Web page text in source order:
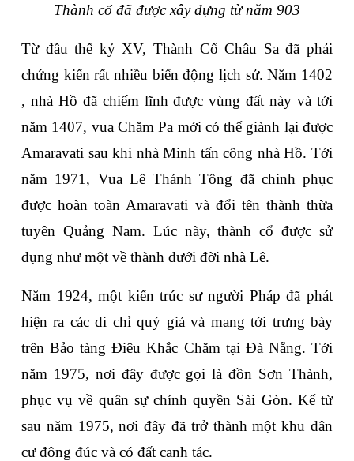
Thành cổ đã được xây dựng từ năm 903
Từ đầu thế kỷ XV, Thành Cổ Châu Sa đã phải
chứng kiến rất nhiều biến động lịch sử. Năm 1402
, nhà Hồ đã chiếm lĩnh được vùng đất này và tới
năm 1407, vua Chăm Pa mới có thể giành lại được
Amaravati sau khi nhà Minh tấn công nhà Hồ. Tới
năm 1971, Vua Lê Thánh Tông đã chinh phục
được hoàn toàn Amaravati và đổi tên thành thừa
tuyên Quảng Nam. Lúc này, thành cổ được sử
dụng như một về thành dưới đời nhà Lê.
Năm 1924, một kiến trúc sư người Pháp đã phát
hiện ra các di chỉ quý giá và mang tới trưng bày
trên Bảo tàng Điêu Khắc Chăm tại Đà Nẵng. Tới
năm 1975, nơi đây được gọi là đồn Sơn Thành,
phục vụ về quân sự chính quyền Sài Gòn. Kể từ
sau năm 1975, nơi đây đã trở thành một khu dân
cư đông đúc và có đất canh tác.